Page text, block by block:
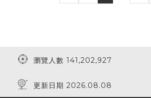
瀏覽人數 141,202,927
更新日期 2026.08.08